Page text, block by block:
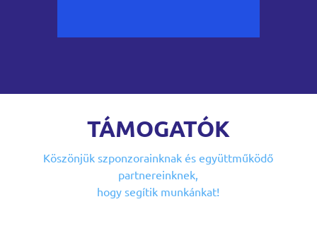
TÁMOGATÓK
Köszönjük szponzorainknakés együttműködő
partnereinknek,
hogy segítik munkánkat!